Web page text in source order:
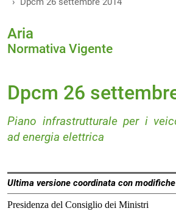
Aria
Normativa Vigente
Dpcm 26
Piano infrastrutturale per i
ad energia elettrica
Ultima versione coordinata con
Presidenza del Consiglio dei Ministri